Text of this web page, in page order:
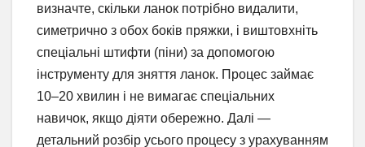
визначте, скільки ланок потрібно видалити,
симетрично з обох боків пряжки, і виштовхніть
спеціальні штифти (піни) за допомогою
інструменту для зняття ланок. Процес займає
10–20 хвилин і не вимагає спеціальних
навичок, якщо діяти обережно. Далі —
детальний розбір усього процесу з урахуванням